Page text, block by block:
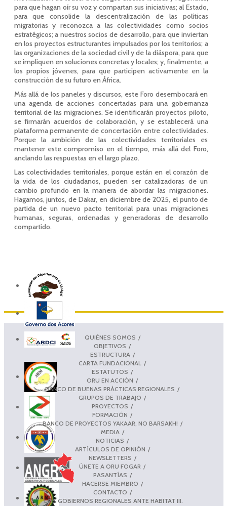
para que hagan oír su voz y compartan sus iniciativas; al Estado,
para que consolide la descentralización de las políticas
migratorias y reconozca a las colectividades como socios
estratégicos; a nuestros socios de desarrollo, para que inviertan
en los proyectos estructurantes impulsados por los territorios; a
las organizaciones de la sociedad civil y de la diáspora, para que
se impliquen en soluciones concretas y locales; y, finalmente, a
los propios jóvenes, para que participen activamente en la
construcción de su futuro en África.
Más allá de los paneles y discursos, este Foro desembocará en
una agenda de acciones concertadas para una gobernanza
territorial de las migraciones. Se identificarán proyectos piloto,
se firmarán acuerdos de colaboración, y se establecerá una
plataforma permanente de concertación entre colectividades.
Porque la ambición de las colectividades territoriales es
mantener este compromiso en el tiempo, más allá del Foro,
anclando las respuestas en el largo plazo.
Las colectividades territoriales, porque están en el corazón de
la vida de los ciudadanos, pueden ser catalizadoras de un
cambio profundo en la manera de abordar las migraciones.
Hagamos, juntos, de Dakar, en diciembre de 2025, el punto de
partida de un nuevo pacto territorial para unas migraciones
humanas, seguras, ordenadas y generadoras de desarrollo
compartido.
QUIÉNES SOMOS
OBJETIVOS
ESTRUCTURA
CARTA FUNDACIONAL
ESTATUTOS
ORU EN ACCIÓN
BANCO DE BUENAS PRÁCTICAS REGIONALES
GRUPOS DE TRABAJO
PROYECTOS
FORMACIÓN
BANCO DE PROYECTOS YAKAAR, NO BARSAKH!
MEDIA
NOTICIAS
ARTÍCULOS DE OPINIÓN
NEWSLETTERS
ÚNETE A ORU FOGAR
PASANTÍAS
HACERSE MIEMBRO
CONTACTO
LOS GOBIERNOS REGIONALES ANTE HABITAT III.